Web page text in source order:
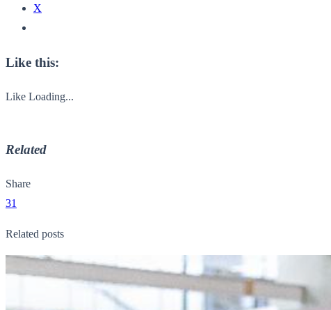
X
Like this:
Like Loading...
Related
Share
31
Related posts